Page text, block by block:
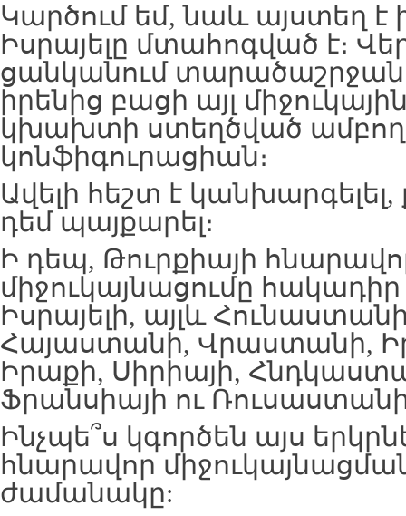
Կարծում եմ, նաև այստեղ է
Իսրայելը մտահոգված է։
ցանկանում
իրենից բացի այլ
կխախտի ստեղծված
կոնֆիգուրացիան։
Ավելի հեշտ է
դեմ պայքարել։
Ի դեպ, Թուրքիայի
միջուկայնացումը հակադիր
Իսրայելի, այլև
Հայաստանի, Վրաստանի,
Իրաքի, Սիրիայի,
Ֆրանսիայի ու
Ինչպե՞ս կգործեն այս
հնարավոր
ժամանակը: